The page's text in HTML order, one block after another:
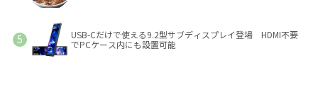
USB-Cだけで使える9.2型サブディスプレイ登場 HDMI不要
でPCケース内にも設置可能